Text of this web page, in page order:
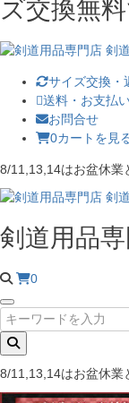
ズ交換無
サイズ交換・
送料・お支払
お問合せ
0カートを見
8/11,13,14はお盆休業
剣道用品
0
8/11,13,14はお盆休業